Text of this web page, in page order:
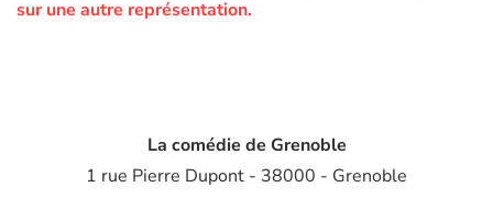
sur une autre représentation.
La comédie de Grenoble
1 rue Pierre Dupont - 38000 - Grenoble